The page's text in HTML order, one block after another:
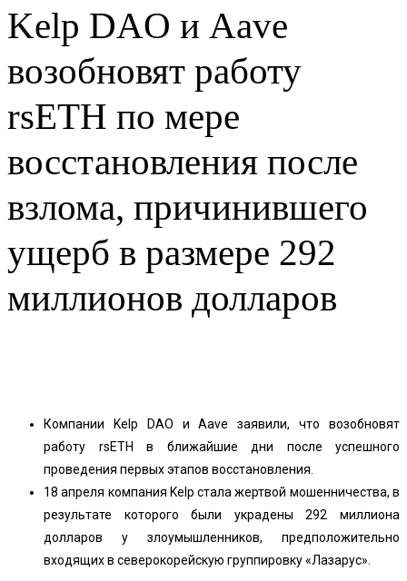
Kelp DAO и Aave
возобновят работу
rsETH по мере
восстановления после
взлома, причинившего
ущерб в размере 292
миллионов долларов
Компании Kelp DAO и Aave заявили, что возобновят
работу rsETH в ближайшие дни после успешного
проведения первых этапов восстановления.
18 апреля компания Kelp стала жертвой мошенничества, в
результате которого были украдены 292 миллиона
долларов у злоумышленников, предположительно
входящих в северокорейскую группировку «Лазарус».